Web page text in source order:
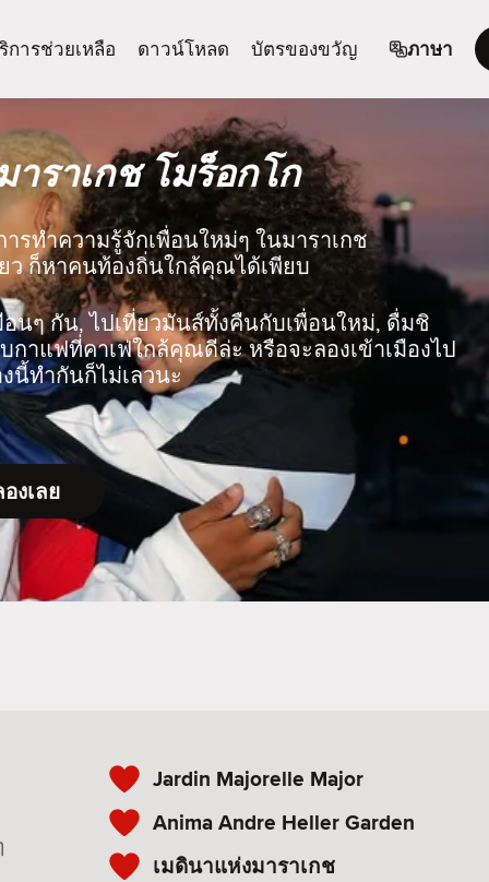
การช่วยเหลือ ดาวน์โหลด บัตรของขวัญ ภาษา
ราเกช โมร็อกโก
รทำความรู้จักเพื่อนใหม่ๆ ในมาราเกช
ก็หาคนท้องถิ่นใกล้คุณได้เพียบ
อนๆ กัน, ไปเที่ยวมันส์ทั้งคืนกับเพื่อนใหม่, ดื่มชิ
กาแฟที่คาเฟ่ใกล้คุณดีล่ะ หรือจะลองเข้าเมืองไป
นี้ทำกันก็ไม่เลวนะ
งเลย
Jardin Majorelle Major
Anima Andre Heller Garden
เมดินาแห่งมาราเกช